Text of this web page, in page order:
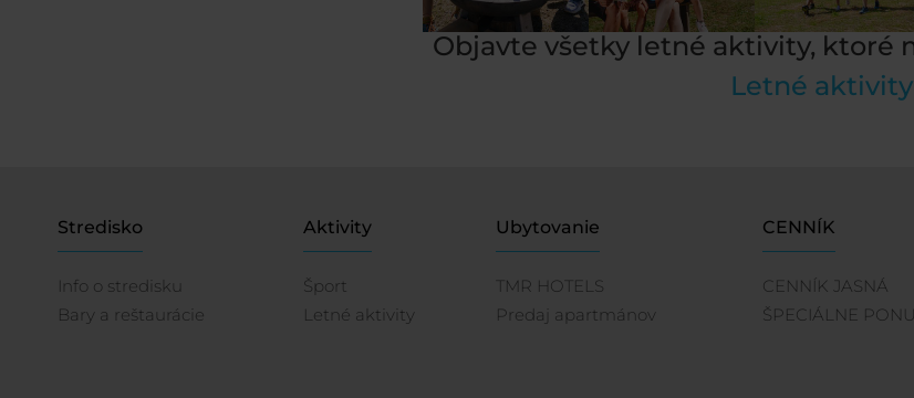
Objavte všetky letné aktivity, ktoré
Letné
Stredisko
Info o stredisku
Bary a reštaurácie
Aktivity
Šport
Letné aktivity
Ubytovanie
TMR HOTELS
Predaj apartmánov
CENNÍK
CENNÍK JASNÁ
ŠPECIÁLNE